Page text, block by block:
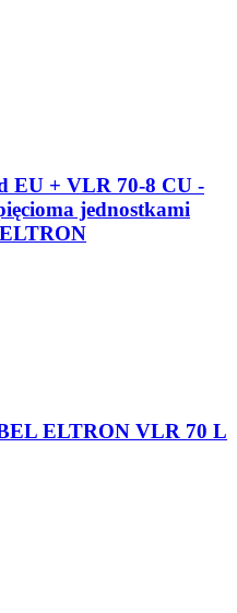
EU + VLR 70-8 CU -
jednostkami
ELTRON VLR 70 L